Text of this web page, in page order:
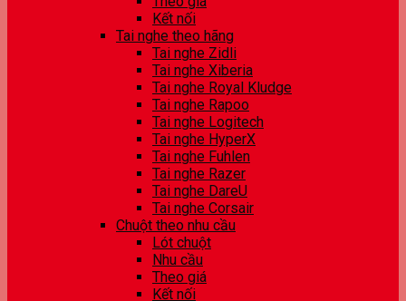
Kết nối
Tai nghe theo hãng
Tai nghe Zidli
Tai nghe Xiberia
Tai nghe Royal Kludge
Tai nghe Rapoo
Tai nghe Logitech
Tai nghe HyperX
Tai nghe Fuhlen
Tai nghe Razer
Tai nghe DareU
Tai nghe Corsair
Chuột theo nhu cầu
Lót chuột
Nhu cầu
Theo giá
Kết nối